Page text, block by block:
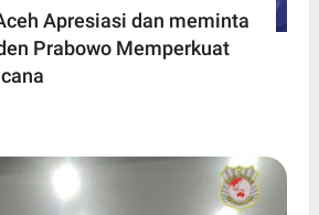
Apresiasi dan meminta
Prabowo Memperkuat